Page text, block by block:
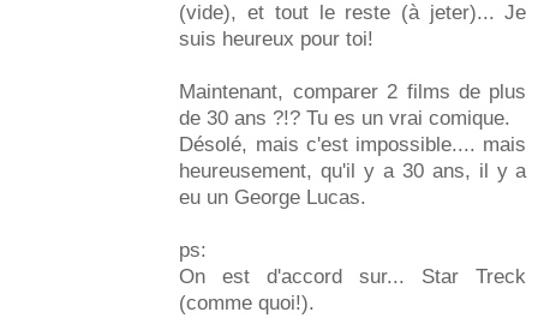
(vide), et tout le reste (à jeter)... Je
suis heureux pour toi!
Maintenant, comparer 2 films de plus
de 30 ans ?!? Tu es un vrai comique.
Désolé, mais c'est impossible.... mais
heureusement, qu'il y a 30 ans, il y a
eu un George Lucas.
ps:
On est d'accord sur... Star Treck
(comme quoi!).